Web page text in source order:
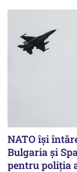
NATO își
Bulgaria și
pentru poliția